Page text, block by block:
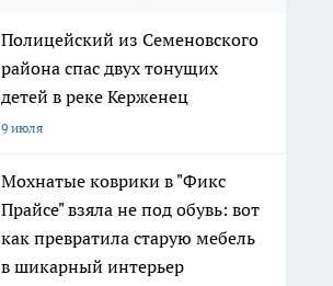
Полицейский из Семеновского
района спас двух тонущих
детей в реке Керженец
9 июля
Мохнатые коврики в "Фикс
Прайсе" взяла не под обувь: вот
как превратила старую мебель
в шикарный интерьер